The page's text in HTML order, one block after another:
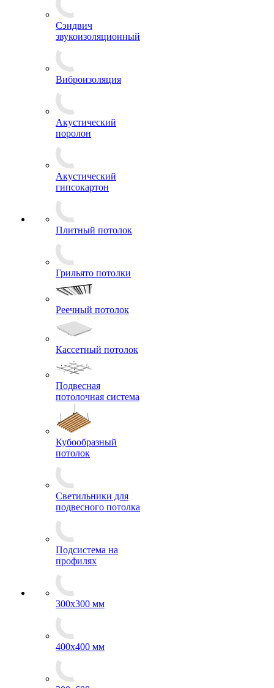
Сэндвич
звукоизоляционный
Виброизоляция
Акустический
поролон
Акустический
гипсокартон
Плитный потолок
Грильято потолки
Реечный потолок
Кассетный потолок
Подвесная
потолочная система
Кубообразный
потолок
Светильники для
подвесного потолка
Подсистема на
профилях
300x300 мм
400х400 мм